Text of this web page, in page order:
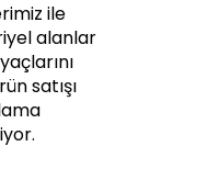
ile
alanlar
satışı